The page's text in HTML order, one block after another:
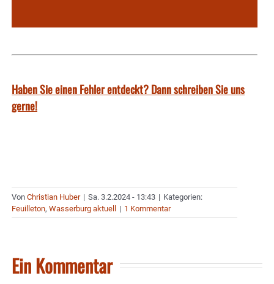
Haben Sie einen Fehler entdeckt? Dann schreiben Sie uns
gerne!
Von Christian Huber | Sa. 3.2.2024 - 13:43 | Kategorien:
Feuilleton, Wasserburg aktuell | 1 Kommentar
Ein Kommentar